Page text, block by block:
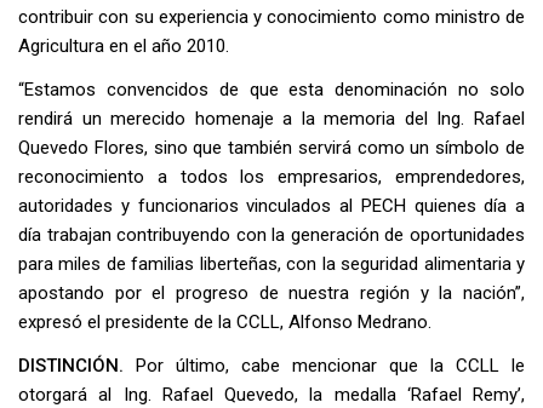
contribuir con su experiencia y conocimiento como ministro de
Agricultura en el año 2010.
“Estamos convencidos de que esta denominación no solo
rendirá un merecido homenaje a la memoria del Ing. Rafael
Quevedo Flores, sino que también servirá como un símbolo de
reconocimiento a todos los empresarios, emprendedores,
autoridades y funcionarios vinculados al PECH quienes día a
día trabajan contribuyendo con la generación de oportunidades
para miles de familias liberteñas, con la seguridad alimentaria y
apostando por el progreso de nuestra región y la nación”,
expresó el presidente de la CCLL, Alfonso Medrano.
DISTINCIÓN. Por último, cabe mencionar que la CCLL le
otorgará al Ing. Rafael Quevedo, la medalla ‘Rafael Remy’,